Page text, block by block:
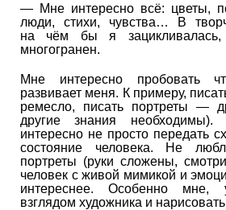
— Мне интересно всё: цветы,
люди, стихи, чувства… В
на чём бы я
многогранен.
Мне интересно пробовать
развивает меня. К примеру,
ремесло, писать портреты —
другие знания
интересно не просто передать
состояние человека. Не
портреты (руки сложены,
человек с живой мимикой и
интереснее. Особенно мне,
взглядом художника и